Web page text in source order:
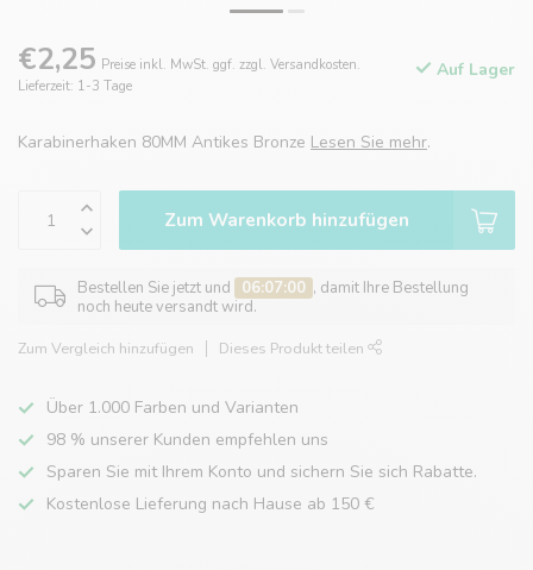
€2,25 Preise inkl. MwSt. ggf. zzgl. Versandkosten.
Lieferzeit: 1-3 Tage
Auf Lager
Karabinerhaken 80MM Antikes Bronze Lesen Sie mehr.
Zum Warenkorb hinzufügen
Bestellen Sie jetzt und 06:07:00 , damit Ihre Bestellung
noch heute versandt wird.
Zum Vergleich hinzufügen Dieses Produkt teilen
Über 1.000 Farben und Varianten
98 % unserer Kunden empfehlen uns
Sparen Sie mit Ihrem Konto und sichern Sie sich Rabatte.
Kostenlose Lieferung nach Hause ab 150 €